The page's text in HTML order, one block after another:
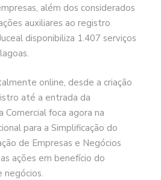
além dos considerados
auxiliares ao registro
disponibiliza 1.407 serviços
online, desde a criação
até a entrada da
Comercial foca agora na
para a Simplificação do
de Empresas e Negócios
ações em benefício do
negócios.